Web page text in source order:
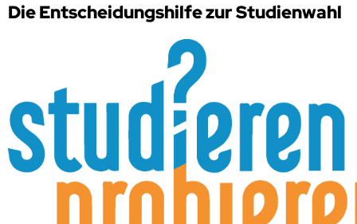
Die Entscheidungshilfe zur Studienwahl